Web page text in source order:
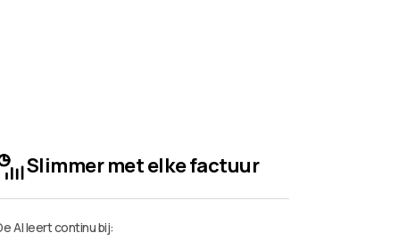
Slimmer met elke factuur
AI leert continu bij: